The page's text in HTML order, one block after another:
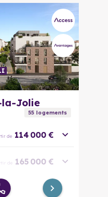
Jolie
55logements
de 114 000 €
de 165 000 €
de 170 000 €